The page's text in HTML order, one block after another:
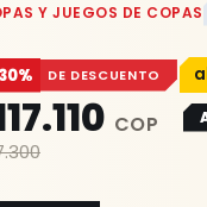
Y JUEGOS DE COPAS
DE DESCUENTO